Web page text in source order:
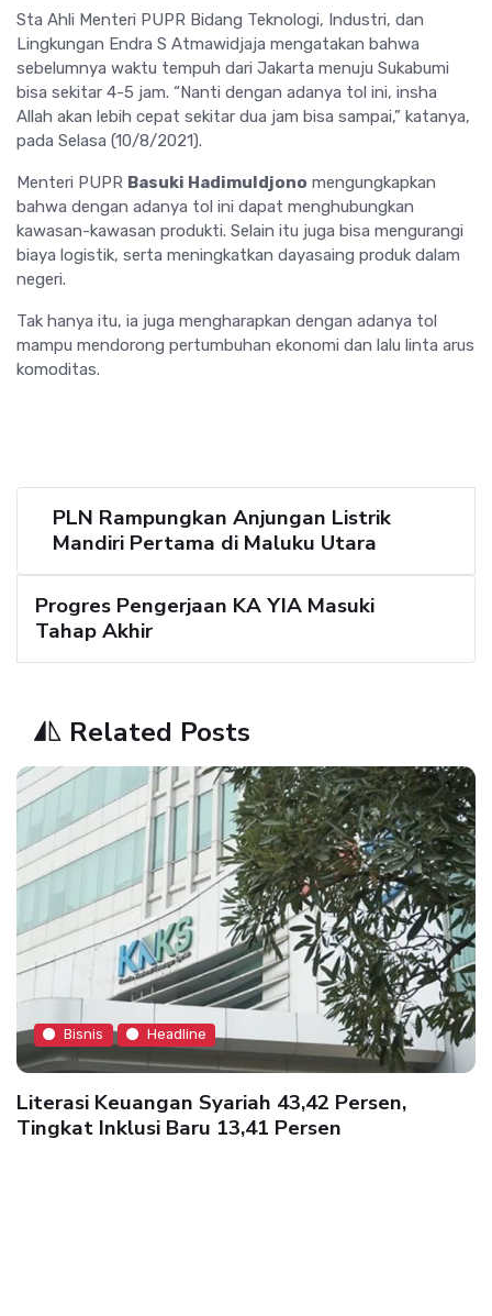
Sta Ahli Menteri PUPR Bidang Teknologi, Industri, dan
Lingkungan Endra S Atmawidjaja mengatakan bahwa
sebelumnya waktu tempuh dari Jakarta menuju Sukabumi
bisa sekitar 4-5 jam. “Nanti dengan adanya tol ini, insha
Allah akan lebih cepat sekitar dua jam bisa sampai,” katanya,
pada Selasa (10/8/2021).
Menteri PUPR Basuki Hadimuldjono mengungkapkan
bahwa dengan adanya tol ini dapat menghubungkan
kawasan-kawasan produkti. Selain itu juga bisa mengurangi
biaya logistik, serta meningkatkan dayasaing produk dalam
negeri.
Tak hanya itu, ia juga mengharapkan dengan adanya tol
mampu mendorong pertumbuhan ekonomi dan lalu linta arus
komoditas.
PLN Rampungkan Anjungan Listrik
Mandiri Pertama di Maluku Utara
Progres Pengerjaan KA YIA Masuki
Tahap Akhir
Related Posts
Bisnis Headline
Literasi Keuangan Syariah 43,42 Persen,
Tingkat Inklusi Baru 13,41 Persen